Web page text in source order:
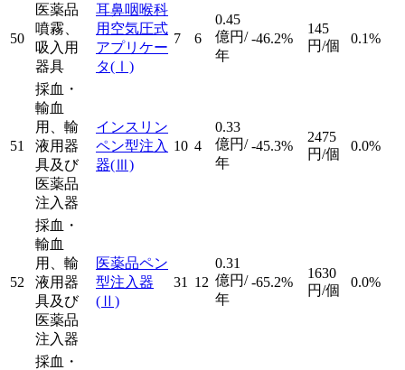
50
医薬品
噴霧、
吸入用
器具
耳鼻咽喉科
用空気圧式
アプリケー
タ(Ⅰ)
7 6
0.45
億円/
年
-46.2%
145
円/個
0.1%
51
採血・
輸血
用、輸
液用器
具及び
医薬品
注入器
インスリン
ペン型注入
器(Ⅲ)
10 4
0.33
億円/
年
-45.3%
2475
円/個
0.0%
52
採血・
輸血
用、輸
液用器
具及び
医薬品
注入器
医薬品ペン
型注入器
(Ⅱ)
31 12
0.31
億円/
年
-65.2%
1630
円/個
0.0%
採血・